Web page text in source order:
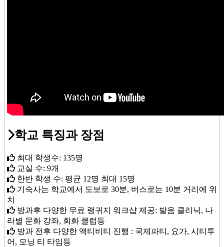
학교 특징과 장점
최대 학생수: 135명
교실 수: 9개
한반 학생 수: 평균 12명 최대 15명
기숙사는 학교에서 도보로 30분, 버스로는 10분 거리에 위
치
방과후 다양한 무료 랭귀지 워크샵 제공: 발음 클리닉, 나
라별 문화 강좌, 회화 클럽등
방과 전후 다양한 액티비티 진행 : 국제파티, 요가, 시티투
어, 모닝 티 타임등